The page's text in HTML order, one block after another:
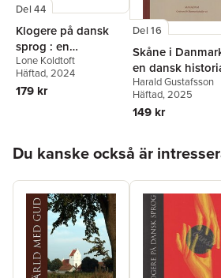
Del 44
Klogere på dansk
sprog : en
håndsrækning til
svensktalende
Lone Koldtoft
Häftad, 2024
179 kr
Del 16
Skåne i
en dansk
1658
Harald Gustafsson
Häftad, 2025
149 kr
Du kanske också är